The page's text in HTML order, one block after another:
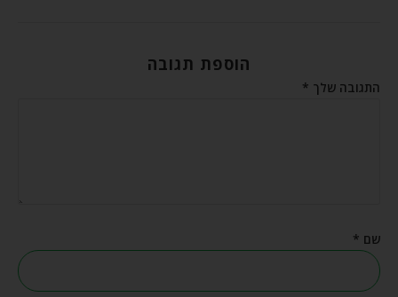
הוספת תגובה
התגובה שלך *
שם *